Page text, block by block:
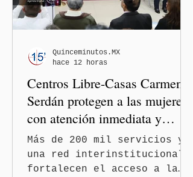
la Comisión Nacional de
Honor y Justicia (CNHJ) el
de la bancada de Morena en
el Congreso de Puebla.
Centros Libre-Casas Carmen
Serdán protegen a las mujeres
con atención inmediata y
disminuyen feminicidios
Más de 200 mil servicios y
una red interinstitucional
fortalecen el acceso a la
Quinceminutos.MX
hace 12 horas